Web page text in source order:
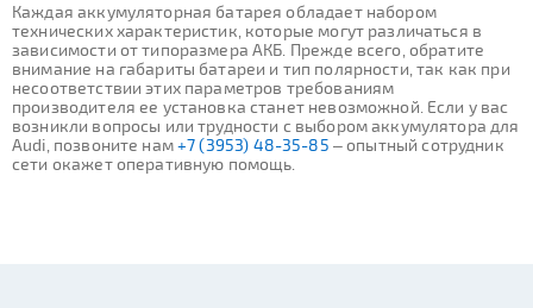
Каждая аккумуляторная батарея обладает набором
технических характеристик, которые могут различаться в
зависимости от типоразмера АКБ. Прежде всего, обратите
внимание на габариты батареи и тип полярности, так как при
несоответствии этих параметров требованиям
производителя ее установка станет невозможной. Если у вас
возникли вопросы или трудности с выбором аккумулятора для
Audi, позвоните нам+7 (3953) 48-35-85 – опытный сотрудник
сети окажет оперативную помощь.